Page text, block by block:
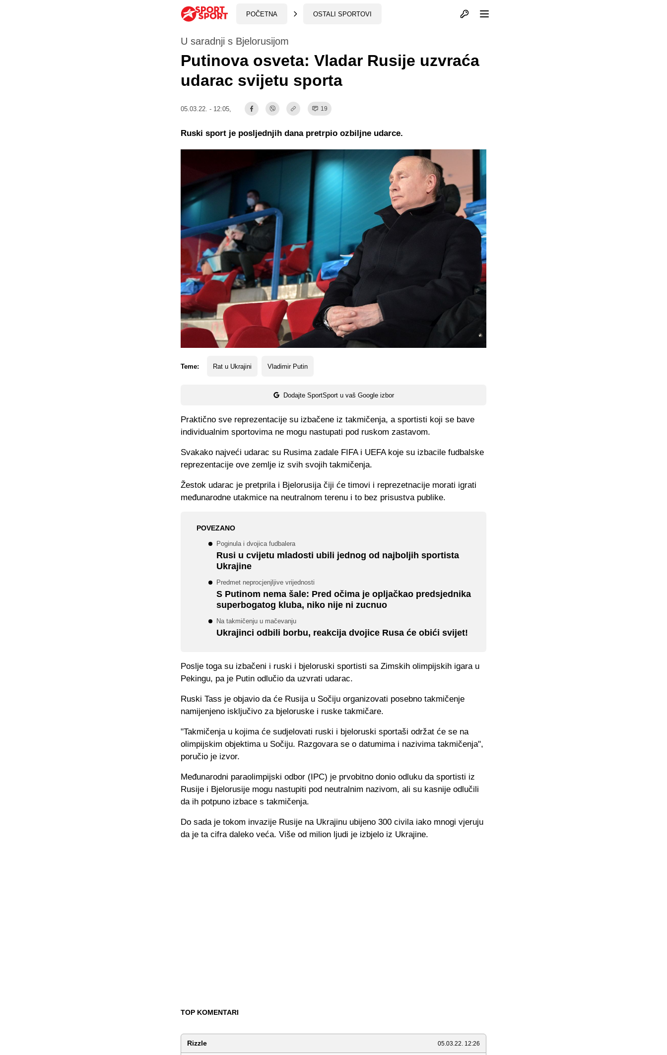
POČETNA OSTALI SPORTOVI Otvori profil
U saradnji s Bjelorusijom
Putinova osveta: Vladar Rusije uzvraća
udarac svijetu sporta
05.03.22. - 12:05, 19
Teme: Rat u Ukrajini Vladimir Putin
Dodajte SportSport u vaš Google izbor
Ruski sport je posljednjih dana pretrpio ozbiljne udarce.
Praktično sve reprezentacije su izbačene iz takmičenja, a sportisti koji se bave
individualnim sportovima ne mogu nastupati pod ruskom zastavom.
Svakako najveći udarac su Rusima zadale FIFA i UEFA koje su izbacile fudbalske
reprezentacije ove zemlje iz svih svojih takmičenja.
Žestok udarac je pretprila i Bjelorusija čiji će timovi i reprezetnacije morati igrati
međunarodne utakmice na neutralnom terenu i to bez prisustva publike.
POVEZANO
Poginula i dvojica fudbalera
Rusi u cvijetu mladosti ubili jednog od najboljih sportista
Ukrajine
Predmet neprocjenjljive vrijednosti
S Putinom nema šale: Pred očima je opljačkao predsjednika
superbogatog kluba, niko nije ni zucnuo
Na takmičenju u mačevanju
Ukrajinci odbili borbu, reakcija dvojice Rusa će obići svijet!
Poslje toga su izbačeni i ruski i bjeloruski sportisti sa Zimskih olimpijskih igara u
Pekingu, pa je Putin odlučio da uzvrati udarac.
Ruski Tass je objavio da će Rusija u Sočiju organizovati posebno takmičenje
namijenjeno isključivo za bjeloruske i ruske takmičare.
"Takmičenja u kojima će sudjelovati ruski i bjeloruski sportaši održat će se na
olimpijskim objektima u Sočiju. Razgovara se o datumima i nazivima takmičenja",
poručio je izvor.
Međunarodni paraolimpijski odbor (IPC) je prvobitno donio odluku da sportisti iz
Rusije i Bjelorusije mogu nastupiti pod neutralnim nazivom, ali su kasnije odlučili
da ih potpuno izbace s takmičenja.
Do sada je tokom invazije Rusije na Ukrajinu ubijeno 300 civila iako mnogi vjeruju
da je ta cifra daleko veća. Više od milion ljudi je izbjelo iz Ukrajine.
TOP KOMENTARI
Rizzle 05.03.22. 12:26